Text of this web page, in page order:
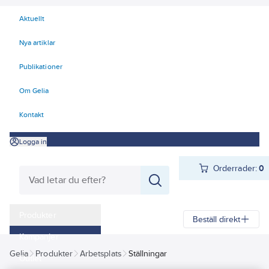
Aktuellt
Nya artiklar
Publikationer
Om Gelia
Kontakt
Logga in
Orderrader:0
Kampanjer
Outlet
Beställ direkt
Gelia Produkter Arbetsplats Ställningar